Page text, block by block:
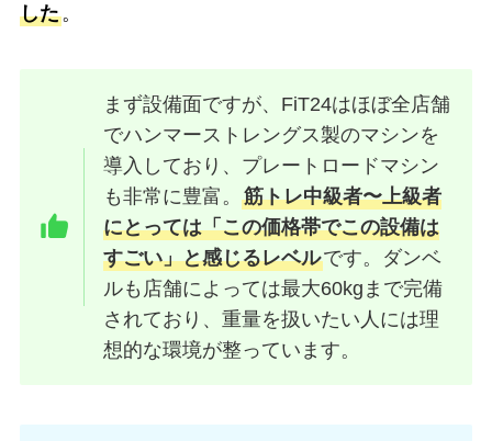
した。
まず設備面ですが、FiT24はほぼ全店舗
でハンマーストレングス製のマシンを
導入しており、プレートロードマシン
も非常に豊富。筋トレ中級者〜上級者
にとっては「この価格帯でこの設備は
すごい」と感じるレベルです。ダンベ
ルも店舗によっては最大60kgまで完備
されており、重量を扱いたい人には理
想的な環境が整っています。